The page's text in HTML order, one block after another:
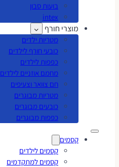
בועות סבון
intex
מוצרי חורף
מטריות ילדים
כובעי חורף לילדים
כפפות לילדים
מחמם אוזניים לילדים
חם צוואר וצעיפים
מטריות מבוגרים
כובעים מבוגרים
כפפות מבוגרים
קסמים
קסמים לילדים
קסמים למתקדמים